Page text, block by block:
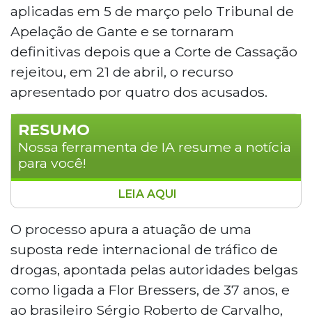
aplicadas em 5 de março pelo Tribunal de
Apelação de Gante e se tornaram
definitivas depois que a Corte de Cassação
rejeitou, em 21 de abril, o recurso
apresentado por quatro dos acusados.
RESUMO
Nossa ferramenta de IA resume a notícia
para você!
Onze réus do processo Kriva-Rochem, na
Bélgica, foram multados em 2,5 mil euros cada
por apresentarem pedidos infundados para
afastar magistrados do julgamento. As multas,
aplicadas em março pelo Tribunal de Apelação
de Gante, tornaram-se definitivas após a Corte
de Cassação rejeitar recursos em abril. O caso
LEIA AQUI
O processo apura a atuação de uma
suposta rede internacional de tráfico de
drogas, apontada pelas autoridades belgas
como ligada a Flor Bressers, de 37 anos, e
ao brasileiro Sérgio Roberto de Carvalho,